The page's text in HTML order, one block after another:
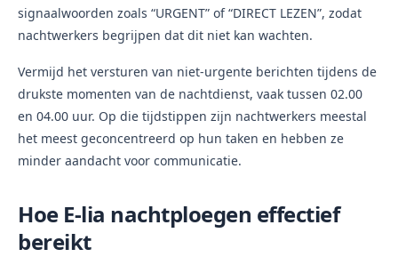
signaalwoorden zoals “URGENT” of “DIRECT LEZEN”, zodat
nachtwerkers begrijpen dat dit niet kan wachten.
Vermijd het versturen van niet-urgente berichten tijdens de
drukste momenten van de nachtdienst, vaak tussen 02.00
en 04.00 uur. Op die tijdstippen zijn nachtwerkers meestal
het meest geconcentreerd op hun taken en hebben ze
minder aandacht voor communicatie.
Hoe E-lia nachtploegen effectief
bereikt